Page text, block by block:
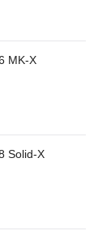
MK-X
Solid-X